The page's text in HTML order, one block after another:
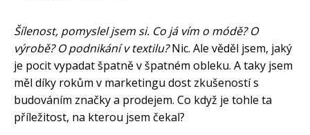
Šílenost, pomyslel jsem si. Co já vím o módě? O
výrobě? O podnikání v textilu?Nic. Ale věděl jsem, jaký
je pocit vypadat špatně v špatném obleku. A taky jsem
měl díky rokům v marketingu dost zkušeností s
budováním značky a prodejem. Co když je tohle ta
příležitost, na kterou jsem čekal?